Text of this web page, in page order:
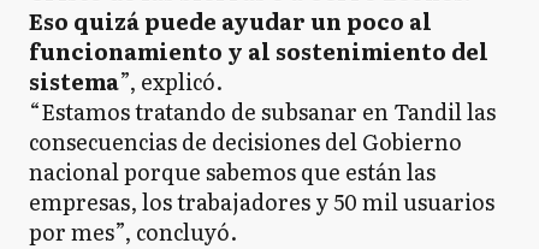
Eso quizá puede ayudar un poco al
funcionamiento y al sostenimiento del
sistema”, explicó.
“Estamos tratando de subsanar en Tandil las
consecuencias de decisiones del Gobierno
nacional porque sabemos que están las
empresas, los trabajadores y 50 mil usuarios
por mes”, concluyó.